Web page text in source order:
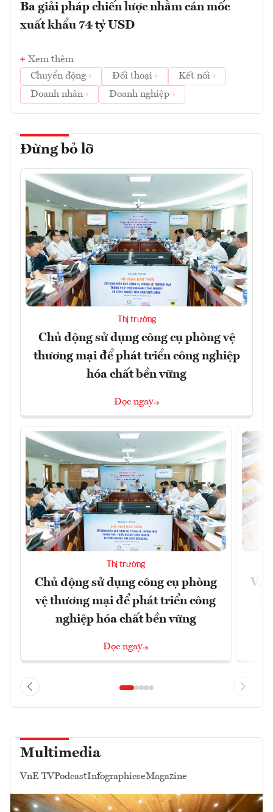
Ba giải pháp chiến lược nhằm cán mốc
xuất khẩu 74 tỷ USD
Xem thêm
Chuyển động
Đối thoại
Kết nối
Doanh nhân
Doanh nghiệp
Đừng bỏ lỡ
Thị trường
Chủ động sử dụng công cụ phòng vệ
thương mại để phát triển công nghiệp
hóa chất bền vững
Đọc ngay
Thị trường
Chủ động sử dụng công cụ phòng
vệ thương mại để phát triển công
nghiệp hóa chất bền vững
Đọc ngay
Multimedia
VnE TVPodcastInfographicseMagazine